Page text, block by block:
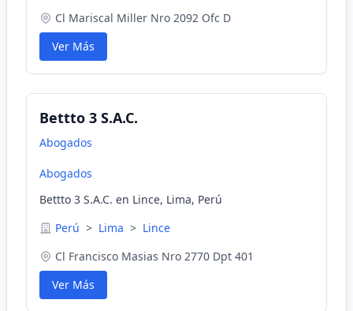
Cl Mariscal Miller Nro 2092 Ofc D
Ver Más
Bettto 3 S.A.C.
Abogados
Abogados
Bettto 3 S.A.C. en Lince, Lima, Perú
Perú > Lima > Lince
Cl Francisco Masias Nro 2770 Dpt 401
Ver Más